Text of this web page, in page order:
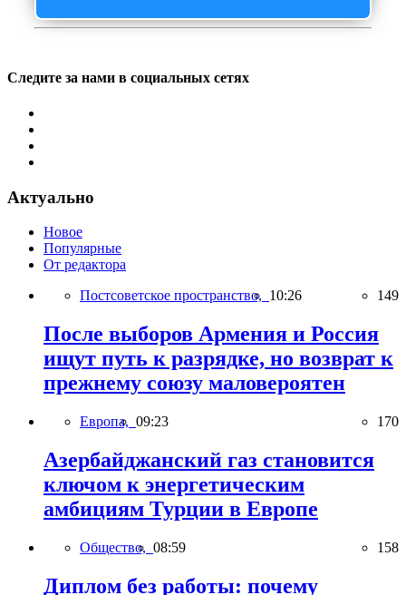
Следите за нами в социальных сетях
Актуально
Новое
Популярные
От редактора
Постсоветское пространство, 10:26 149
После выборов Армения и Россия
ищут путь к разрядке, но возврат к
прежнему союзу маловероятен
Европа, 09:23 170
Азербайджанский газ становится
ключом к энергетическим
амбициям Турции в Европе
Общество, 08:59 158
Диплом без работы: почему